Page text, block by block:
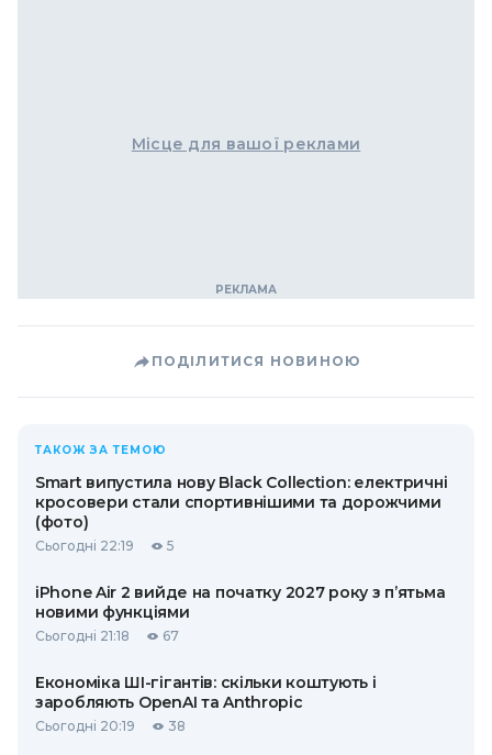
Місце для вашої реклами
ПОДІЛИТИСЯ НОВИНОЮ
ТАКОЖ ЗА ТЕМОЮ
Smart випустила нову Black Collection: електричні
кросовери стали спортивнішими та дорожчими
(фото)
Сьогодні 22:19 5
iPhone Air 2 вийде на початку 2027 року з п’ятьма
новими функціями
Сьогодні 21:18 67
Економіка ШІ-гігантів: скільки коштують і
заробляють OpenAI та Anthropic
Сьогодні 20:19 38